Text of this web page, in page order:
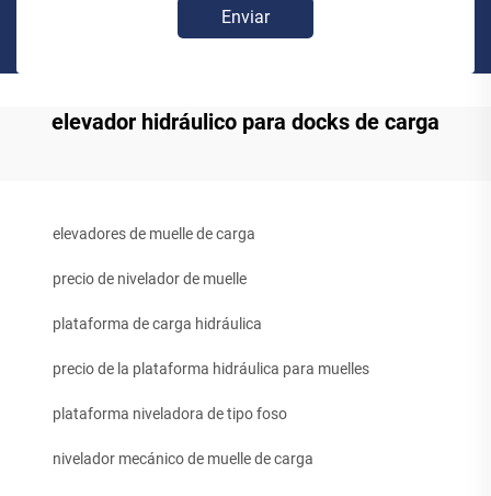
Enviar
elevador hidráulico para docks de carga
elevadores de muelle de carga
precio de nivelador de muelle
plataforma de carga hidráulica
precio de la plataforma hidráulica para muelles
plataforma niveladora de tipo foso
nivelador mecánico de muelle de carga